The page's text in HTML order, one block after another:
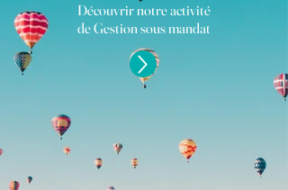
Découvrir notre activité
de Gestion sous mandat